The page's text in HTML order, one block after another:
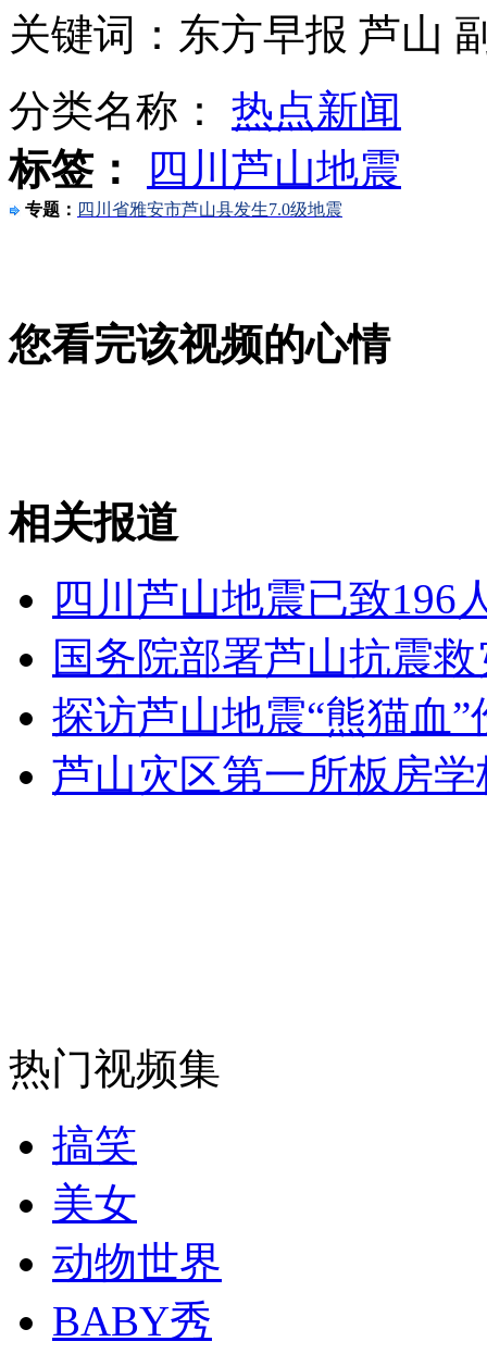
网购有望七日内无条件退货 消费者有“后悔权”
四川芦山地震已致196人死亡 救出475人
山西运城恶犬咬伤多人 警民合力深夜将其击毙
无痛分娩是否安全 医生回应
外交部：反对强权政治霸凌主义
外交部：有关国家言论片面不公正
安徽一实载49人客车翻车
纽约上演“枕头大战”
司机酒驾遇交警 急速倒车逃窜
关键词：东方早报 芦山
分类名称： 热点新闻
标签：
四川芦山地震
专题： 四川省雅安市芦山县发生7.0级地震
您看完该视频的心情
相关报道
四川芦山地震已致196
国务院部署芦山抗震
探访芦山地震“熊猫血”
芦山灾区第一所板房
热门视频集
搞笑
美女
动物世界
BABY秀